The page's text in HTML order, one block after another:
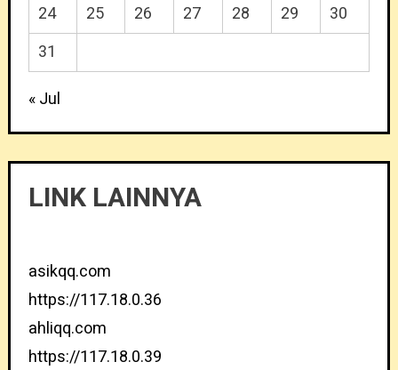
24
25 26 27 28 29
30
31
« Jul
LINK LAINNYA
asikqq.com
https://117.18.0.36
ahliqq.com
https://117.18.0.39